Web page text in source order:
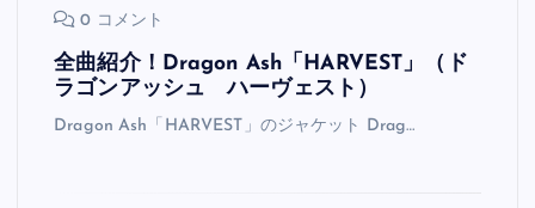
0 コメント
全曲紹介！Dragon Ash「HARVEST」（ド
ラゴンアッシュ ハーヴェスト）
Dragon Ash「HARVEST」のジャケット Drag…